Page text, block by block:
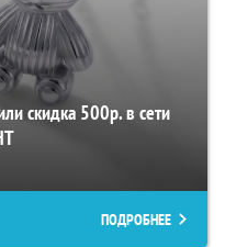
скидка 500р. в сети
ПОДРОБНЕЕ